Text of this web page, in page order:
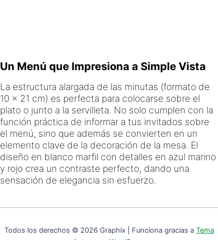
Un Menú que Impresiona a Simple Vista
La estructura alargada de las minutas (formato de
10 x 21 cm) es perfecta para colocarse sobre el
plato o junto a la servilleta. No solo cumplen con la
función práctica de informar a tus invitados sobre
el menú, sino que además se convierten en un
elemento clave de la decoración de la mesa. El
diseño en blanco marfil con detalles en azul marino
y rojo crea un contraste perfecto, dando una
sensación de elegancia sin esfuerzo.
Todos los derechos © 2026 Graphix | Funciona gracias a Tema